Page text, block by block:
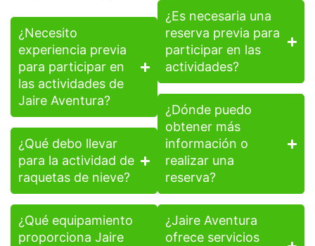
¿Necesito
experiencia previa
para participar en
las actividades de
Jaire Aventura?
¿Qué debo llevar
para la actividad de
raquetas de nieve?
¿Qué equipamiento
proporciona Jaire
¿Es necesaria una
reserva previa para
participar en las
actividades?
¿Dónde puedo
obtener más
información o
realizar una
reserva?
¿Jaire Aventura
ofrece servicios